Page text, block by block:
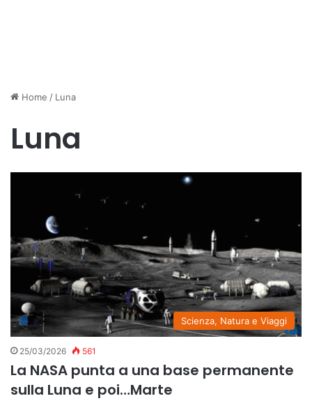
Home / Luna
Luna
Scienza, Natura e Viaggi
25/03/2026 561
La NASA punta a una base permanente
sulla Luna e poi…Marte